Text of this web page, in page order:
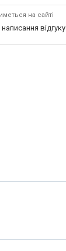
на сайті
відгуку